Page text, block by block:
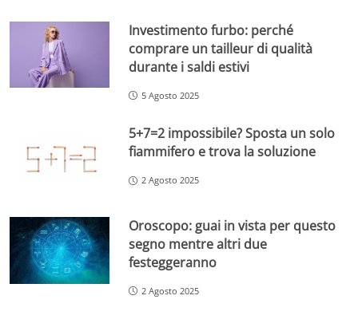
Investimento furbo: perché
comprare un tailleur di qualità
durante i saldi estivi
5 Agosto 2025
5+7=2 impossibile? Sposta un solo
fiammifero e trova la soluzione
2 Agosto 2025
Oroscopo: guai in vista per questo
segno mentre altri due
festeggeranno
2 Agosto 2025